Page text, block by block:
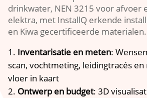
drinkwater, NEN 3215 voor afvoer
elektra, met InstallQ erkende
en Kiwa gecertificeerde materialen.
Inventarisatie en meten:
scan, vochtmeting, leidingtracés en
vloer in kaart
Ontwerp en budget: 3D